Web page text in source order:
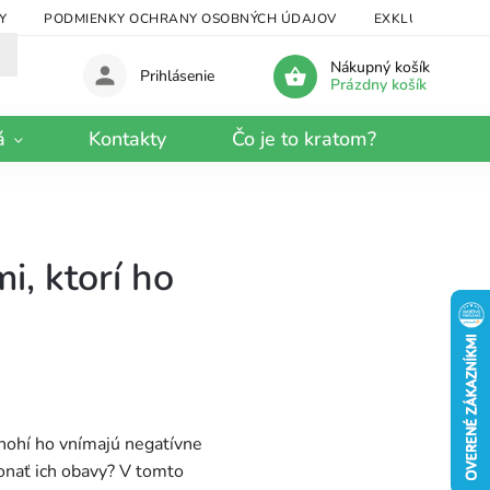
PODMIENKY OCHRANY OSOBNÝCH ÚDAJOV EXKLUZÍVNY
Nákupný košík
Prázdny košík
Prihlásenie
Kontakty Čo je to kratom?
ktorí ho
ho vnímajú negatívne
ich obavy? V tomto